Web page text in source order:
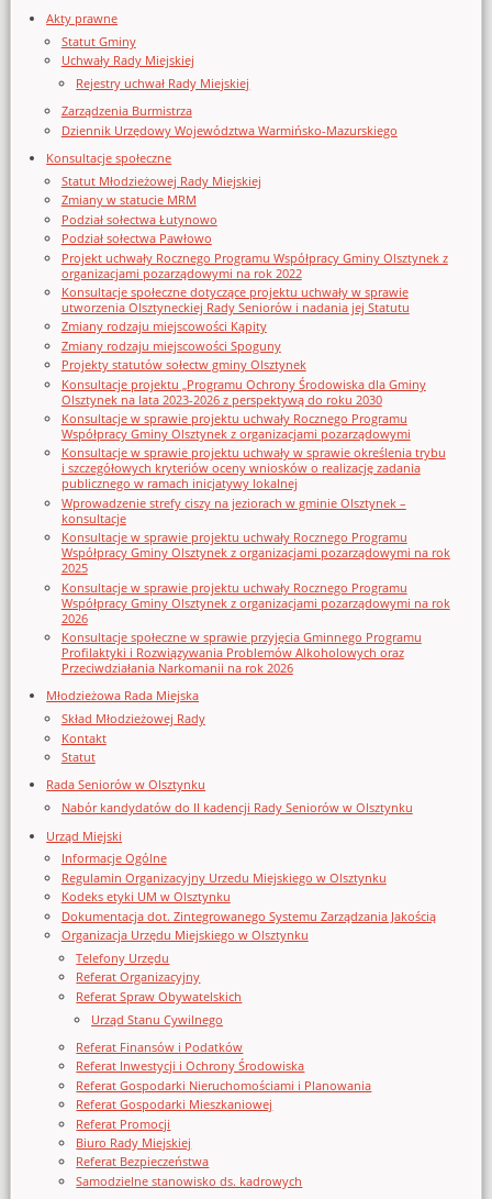
Akty prawne
Statut Gminy
Uchwały Rady Miejskiej
Rejestry uchwał Rady Miejskiej
Zarządzenia Burmistrza
Dziennik Urzędowy Województwa Warmińsko-Mazurskiego
Konsultacje społeczne
Statut Młodzieżowej Rady Miejskiej
Zmiany w statucie MRM
Podział sołectwa Łutynowo
Podział sołectwa Pawłowo
Projekt uchwały Rocznego Programu Współpracy Gminy Olsztynek z
organizacjami pozarządowymi na rok 2022
Konsultacje społeczne dotyczące projektu uchwały w sprawie
utworzenia Olsztyneckiej Rady Seniorów i nadania jej Statutu
Zmiany rodzaju miejscowości Kąpity
Zmiany rodzaju miejscowości Spoguny
Projekty statutów sołectw gminy Olsztynek
Konsultacje projektu „Programu Ochrony Środowiska dla Gminy
Olsztynek na lata 2023-2026 z perspektywą do roku 2030
Konsultacje w sprawie projektu uchwały Rocznego Programu
Współpracy Gminy Olsztynek z organizacjami pozarządowymi
Konsultacje w sprawie projektu uchwały w sprawie określenia trybu
i szczegółowych kryteriów oceny wniosków o realizację zadania
publicznego w ramach inicjatywy lokalnej
Wprowadzenie strefy ciszy na jeziorach w gminie Olsztynek –
konsultacje
Konsultacje w sprawie projektu uchwały Rocznego Programu
Współpracy Gminy Olsztynek z organizacjami pozarządowymi na rok
2025
Konsultacje w sprawie projektu uchwały Rocznego Programu
Współpracy Gminy Olsztynek z organizacjami pozarządowymi na rok
2026
Konsultacje społeczne w sprawie przyjęcia Gminnego Programu
Profilaktyki i Rozwiązywania Problemów Alkoholowych oraz
Przeciwdziałania Narkomanii na rok 2026
Młodzieżowa Rada Miejska
Skład Młodzieżowej Rady
Kontakt
Statut
Rada Seniorów w Olsztynku
Nabór kandydatów do II kadencji Rady Seniorów w Olsztynku
Urząd Miejski
Informacje Ogólne
Regulamin Organizacyjny Urzedu Miejskiego w Olsztynku
Kodeks etyki UM w Olsztynku
Dokumentacja dot. Zintegrowanego Systemu Zarządzania Jakością
Organizacja Urzędu Miejskiego w Olsztynku
Telefony Urzędu
Referat Organizacyjny
Referat Spraw Obywatelskich
Urząd Stanu Cywilnego
Referat Finansów i Podatków
Referat Inwestycji i Ochrony Środowiska
Referat Gospodarki Nieruchomościami i Planowania
Referat Gospodarki Mieszkaniowej
Referat Promocji
Biuro Rady Miejskiej
Referat Bezpieczeństwa
Samodzielne stanowisko ds. kadrowych